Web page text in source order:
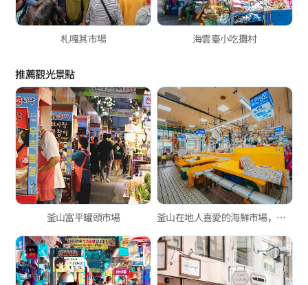
札嘎其市場 海雲臺小吃攤村
推薦觀光景點
釜山富平罐頭市場 釜山在地人喜愛的海鮮市場，新東亞水產綜合市場與玄風餐廳